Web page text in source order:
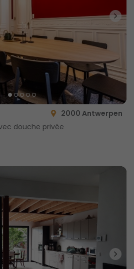
2000 Antwerpen
douche privée